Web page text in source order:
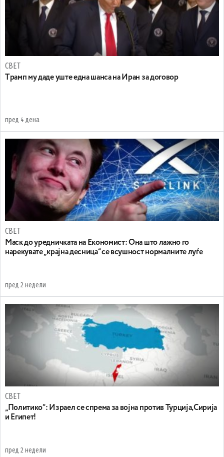
СВЕТ
Tрамп му даде уште една шанса на Иран за договор
пред 4 дена
СВЕТ
Маск до уредничката на Економист: Она што лажно го
нарекувате „крајна десница“ се всушност нормалните луѓе
пред 2 недели
СВЕТ
„Политико“: Израел се спрема за војна против Турција,Сирија
и Египет!
пред 2 недели